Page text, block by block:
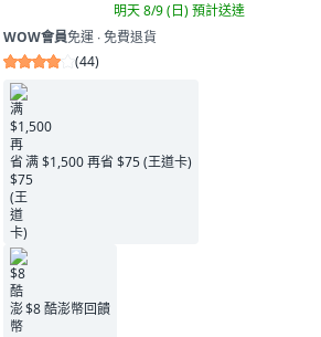
明天 8/9 (日)預計送達
WOW會員免運 ∙ 免費退貨
(44)
满 $1,500 再省 $75 (王道卡)
$8 酷澎幣回饋